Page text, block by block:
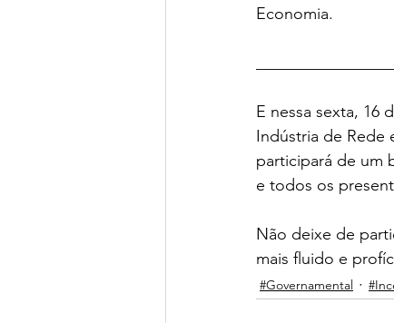
Economia.
E nessa sexta, 16
Indústria de Rede
participará de um
e todos os
Não deixe de
mais fluido e
#Governamental